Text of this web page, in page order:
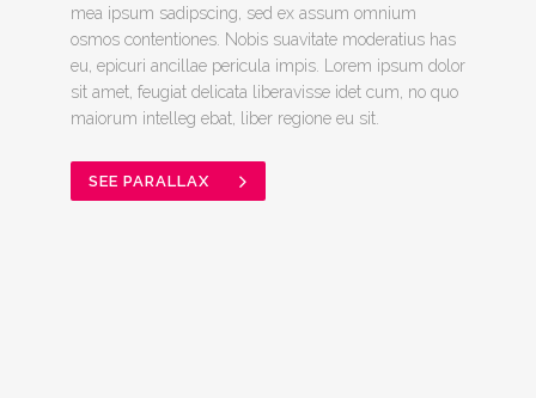
mea ipsum sadipscing, sed ex assum omnium
osmos contentiones. Nobis suavitate moderatius has
eu, epicuri ancillae pericula impis. Lorem ipsum dolor
sit amet, feugiat delicata liberavisse idet cum, no quo
maiorum intelleg ebat, liber regione eu sit.
SEE PARALLAX